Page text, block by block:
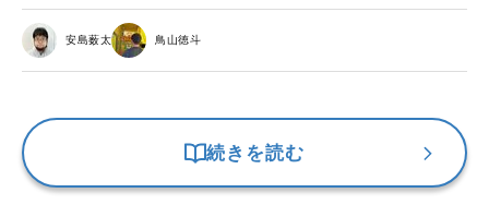
安島薮太 鳥山徳斗
続きを読む